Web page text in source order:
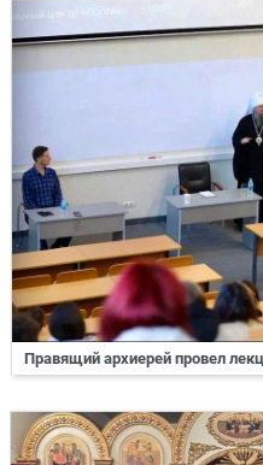
Правящий архиерей провел